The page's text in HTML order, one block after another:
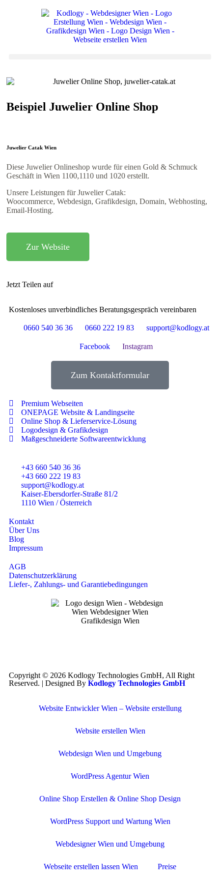
Beispiel Juwelier Online Shop
Juwelier Catak Wien
Diese Juwelier Onlineshop wurde für einen Gold & Schmuck
Geschäft in Wien 1100,1110 und 1020 erstellt.
Unsere Leistungen für Juwelier Catak:
Woocommerce, Webdesign, Grafikdesign, Domain, Webhosting,
Email-Hosting.
Zur Website
Jetzt Teilen auf
Kostenloses unverbindliches Beratungsgespräch vereinbaren
0660 540 36 36 0660 222 19 83 support@kodlogy.at
Facebook Instagram
Zum Kontaktformular
Premium Webseiten
ONEPAGE Website & Landingseite
Online Shop & Lieferservice-Lösung
Logodesign & Grafikdesign
Maßgeschneiderte Softwareentwicklung
+43 660 540 36 36
+43 660 222 19 83
support@kodlogy.at
Kaiser-Ebersdorfer-Straße 81/2
1110 Wien / Österreich
Kontakt
Über Uns
Blog
Impressum
AGB
Datenschutzerklärung
Liefer-, Zahlungs- und Garantiebedingungen
Copyright © 2026 Kodlogy Technologies GmbH, All Right
Reserved. | Designed By Kodlogy Technologies GmbH
Website Entwickler Wien – Website erstellung
Website erstellen Wien
Webdesign Wien und Umgebung
WordPress Agentur Wien
Online Shop Erstellen & Online Shop Design
WordPress Support und Wartung Wien
Webdesigner Wien und Umgebung
Webseite erstellen lassen Wien Preise